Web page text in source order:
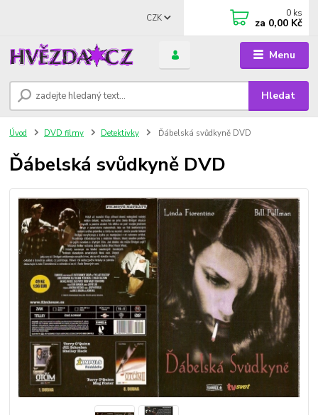
Menu
CZK
Hledat
0 ks
za 0,00 Kč
Úvod DVD filmy Detektivky Ďábelská svůdkyně DVD
Ďábelská svůdkyně DVD